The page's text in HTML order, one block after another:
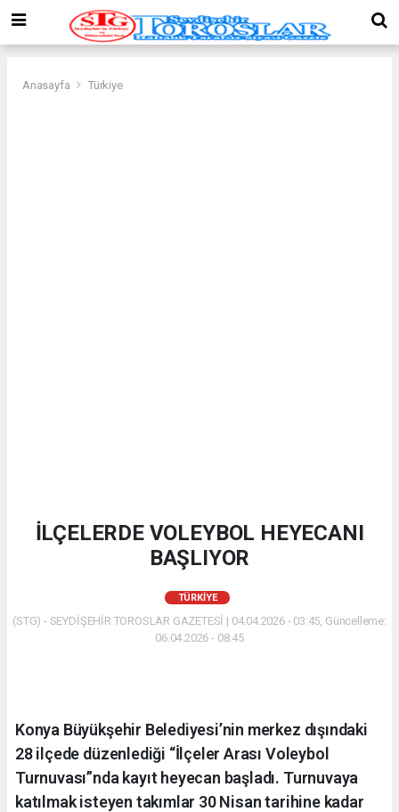
Anasayfa Türkiye
İLÇELERDE VOLEYBOL HEYECANI
BAŞLIYOR
TÜRKIYE
(STG) - SEYDİŞEHİR TOROSLAR GAZETESİ | 04.04.2026 - 03:45, Güncelleme:
06.04.2026 - 08:45
Konya Büyükşehir Belediyesi’nin merkez dışındaki
28 ilçede düzenlediği “İlçeler Arası Voleybol
Turnuvası”nda kayıt heyecan başladı. Turnuvaya
katılmak isteyen takımlar 30 Nisan tarihine kadar